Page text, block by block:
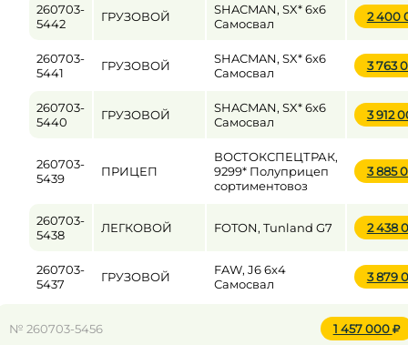
260703-
5442
ГРУЗОВОЙ
SHACMAN, SX* 6x6
Самосвал
2 400
260703-
5441
ГРУЗОВОЙ
SHACMAN, SX* 6x6
Самосвал
3 763
260703-
5440
ГРУЗОВОЙ
SHACMAN, SX* 6x6
Самосвал
3 912
260703-
5439
ПРИЦЕП
ВОСТОКСПЕЦТРАК,
9299* Полуприцеп
сортиментовоз
3 885
260703-
5438
ЛЕГКОВОЙ FOTON, Tunland G7 2 438
260703-
5437
ГРУЗОВОЙ
FAW, J6 6x4
Самосвал
3 879
№ 260703-5456 1 457 000